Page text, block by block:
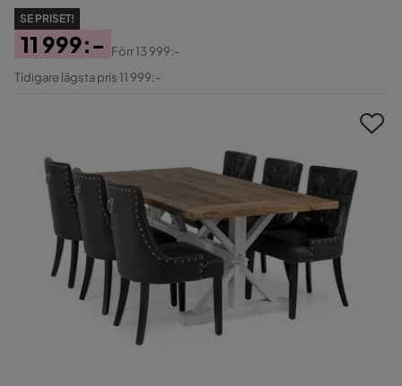
SE PRISET!
Pris
11 999:-
Original
Förr13 999:-
Tidigare lägsta pris 11 999:-